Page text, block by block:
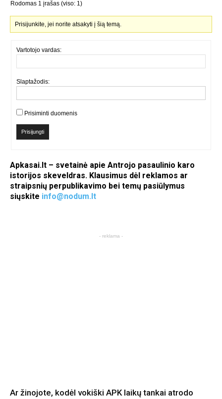
Rodomas 1 įrašas (viso: 1)
Prisijunkite, jei norite atsakyti į šią temą.
Vartotojo vardas:
Slaptažodis:
Prisiminti duomenis
Prisijungti
Apkasai.lt – svetainė apie Antrojo pasaulinio karo
istorijos skeveldras. Klausimus dėl reklamos ar
straipsnių perpublikavimo bei temų pasiūlymus
siųskite info@nodum.lt
- reklama -
Ar žinojote, kodėl vokiški APK laikų tankai atrodo